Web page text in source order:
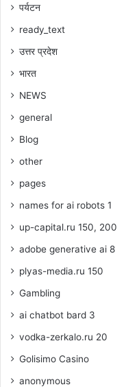
पर्यटन
ready_text
उत्तर प्रदेश
भारत
NEWS
general
Blog
other
pages
names for ai robots 1
up-capital.ru 150, 200
adobe generative ai 8
plyas-media.ru 150
Gambling
ai chatbot bard 3
vodka-zerkalo.ru 20
Golisimo Casino
anonymous